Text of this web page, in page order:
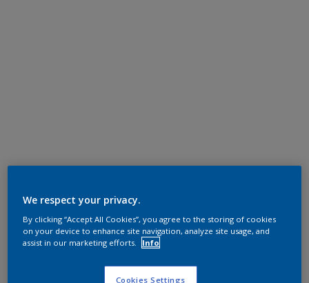
We respect your privacy.
By clicking “Accept All Cookies”, you agree to the storing of cookies
on your device to enhance site navigation, analyze site usage, and
assist in our marketing efforts.
Info
Cookies Settings